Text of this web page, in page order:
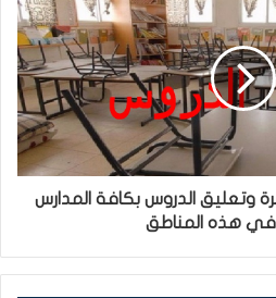
وتعليق الدروس بكافة المدارس
في هذه المناطق